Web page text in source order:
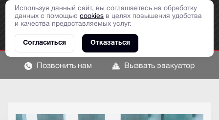
Позвонить нам Вызвать эвакуатор
Используя данный сайт, вы соглашаетесь на обработку
данных с помощьюcookies в целях повышения удобства
и качества предоставляемых услуг.
Согласиться Отказаться